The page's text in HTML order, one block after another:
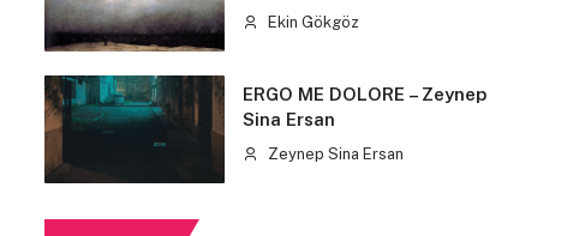
Ekin Gökgöz
ERGO ME DOLORE – Zeynep
Sina Ersan
Zeynep Sina Ersan